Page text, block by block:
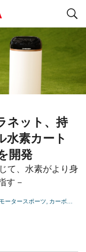
ネット、持
水素カート
開発
て、水素がより身
す－
モータースポーツ カーボンニュートラル